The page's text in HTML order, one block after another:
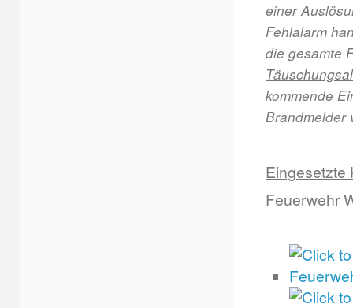
einer
Fehlalarm
die gesamte
kommende
Brandmelder
Eingesetzte
Feuerwehr